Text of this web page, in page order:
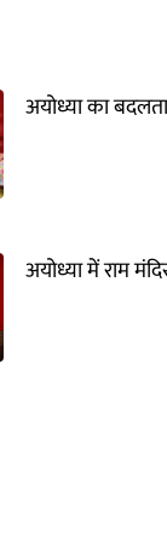
अयोध्या का
अयोध्या में राम